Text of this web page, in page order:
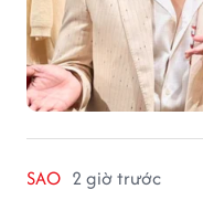
SAO 2 giờ trước